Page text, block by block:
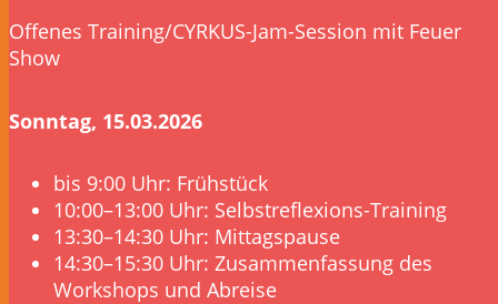
Offenes Training/CYRKUS-Jam-Session mit Feuer
Show
Sonntag, 15.03.2026
bis 9:00 Uhr: Frühstück
10:00–13:00 Uhr: Selbstreflexions-Training
13:30–14:30 Uhr: Mittagspause
14:30–15:30 Uhr: Zusammenfassung des
Workshops und Abreise